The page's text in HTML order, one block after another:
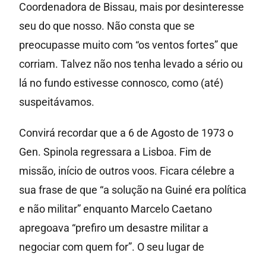
Coordenadora de Bissau, mais por desinteresse
seu do que nosso. Não consta que se
preocupasse muito com “os ventos fortes” que
corriam. Talvez não nos tenha levado a sério ou
lá no fundo estivesse connosco, como (até)
suspeitávamos.
Convirá recordar que a 6 de Agosto de 1973 o
Gen. Spinola regressara a Lisboa. Fim de
missão, início de outros voos. Ficara célebre a
sua frase de que “a solução na Guiné era política
e não militar” enquanto Marcelo Caetano
apregoava “prefiro um desastre militar a
negociar com quem for”. O seu lugar de